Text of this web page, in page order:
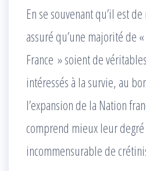
En se souvenant qu’il est
assuré qu’une majorité de
France » soient de
intéressés à la survie, au
l’expansion de la Nation
comprend mieux leur degré
incommensurable de